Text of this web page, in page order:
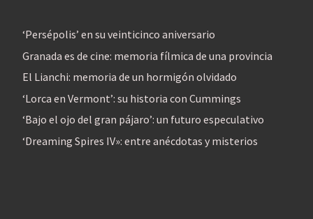
‘Persépolis’ en su veinticinco aniversario
Granada es de cine: memoria fílmica de una provincia
El Lianchi: memoria de un hormigón olvidado
‘Lorca en Vermont’: su historia con Cummings
‘Bajo el ojo del gran pájaro’: un futuro especulativo
‘Dreaming Spires IV»: entre anécdotas y misterios